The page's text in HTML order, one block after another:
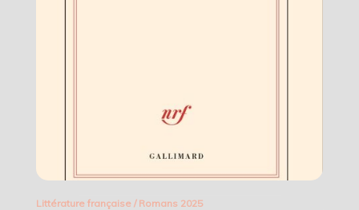
Littérature française/ Romans 2025